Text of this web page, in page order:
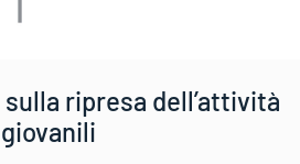
ripresa dell’attività